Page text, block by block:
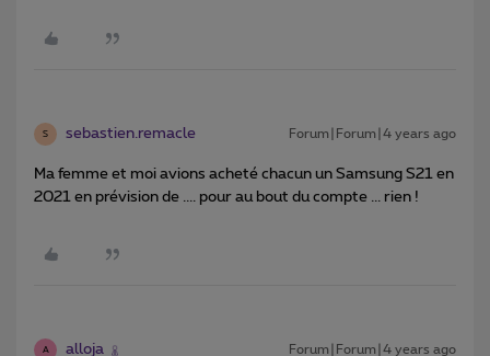
S sebastien.remacle Forum|Forum|4 years ago
Ma femme et moi avions acheté chacun un Samsung S21 en
2021 en prévision de .... pour au bout du compte ... rien !
A alloja Forum|Forum|4 years ago